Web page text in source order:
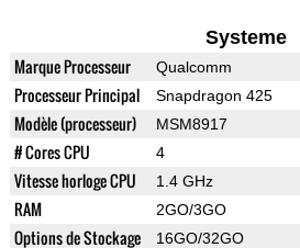
Systeme
Marque Processeur Qualcomm
Processeur Principal Snapdragon 425
Modèle (processeur) MSM8917
# Cores CPU 4
Vitesse horloge CPU 1.4 GHz
RAM 2GO/3GO
Options de Stockage 16GO/32GO